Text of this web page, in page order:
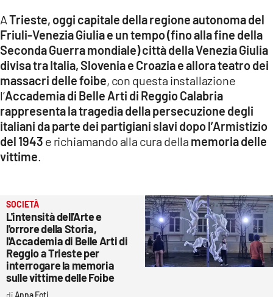
ATrieste, oggi capitale della regione autonoma del
Friuli-Venezia Giulia e un tempo (fino alla fine della
Seconda Guerra mondiale) città della Venezia Giulia
divisa tra Italia, Slovenia e Croazia e allora teatro dei
massacri delle foibe, con questa installazione
l’Accademia di Belle Arti di Reggio Calabria
rappresenta la tragedia della persecuzione degli
italiani da parte dei partigiani slavi dopo l’Armistizio
del 1943 e richiamando alla cura della memoria delle
vittime
SOCIETÀ
L'intensità dell'Arte e
l'orrore della Storia,
l'Accademia di Belle Arti di
Reggio a Trieste per
interrogare la memoria
sulle vittime delle Foibe
Anna Foti